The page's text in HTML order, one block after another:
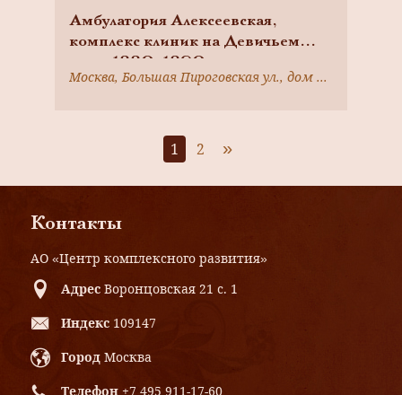
Амбулатория Алексеевская,
комплекс клиник на Девичьем
поле, 1880-1890-е гг., арх.
Быковский К.М.
Москва, Большая Пироговская ул., дом 2, строение 13; Москва, Большая Пироговская ул., дом 2, строение 3
1 2 »
Контакты
АО «Центр комплексного развития»
Адрес Воронцовская 21 с. 1
Индекс 109147
Город Москва
Телефон +7 495 911-17-60